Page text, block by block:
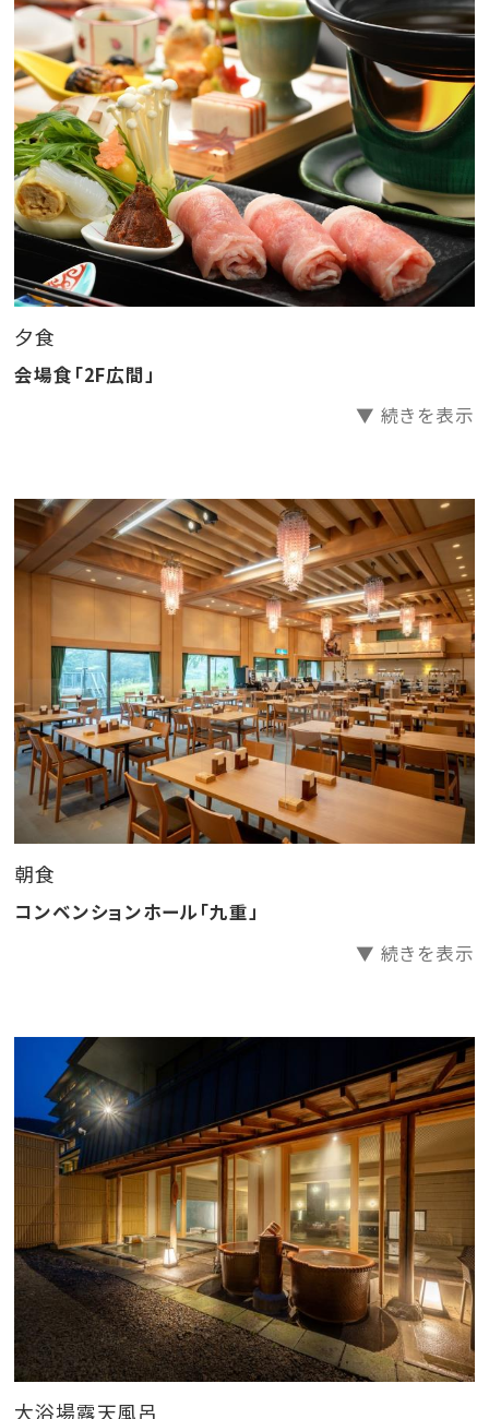
地元ならではの食材・新庄あべの湯豆腐
山形牛すじ朝カレー、毎朝焼きあげる
板前の玉子焼きが人気です！
■温泉
当館自慢！温泉かけ流しの大浴場・大浴場露天風呂の
お湯は
身体の芯から温まります。泉質は湯あたりが良く高齢の
方、
病後の回復によく効くといわれています。
湯けむりの向こうからは、小国川のさらさらという川の
日々の喧騒を忘れ、ゆったりとお寛ぎいただけます。
夕食
会場食「2F広間」
▼ 続きを表示
朝食
コンベンションホール「九重」
▼ 続きを表示
大浴場露天風呂